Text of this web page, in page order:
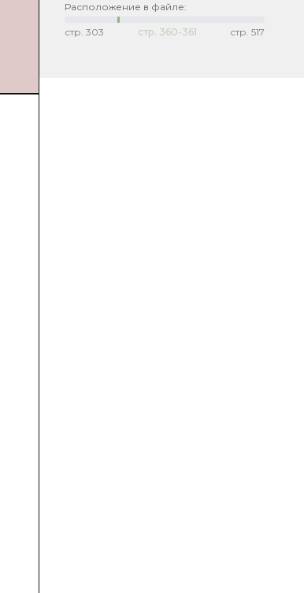
Расположение в файле:
стр. 303 стр. 360-361 стр. 517